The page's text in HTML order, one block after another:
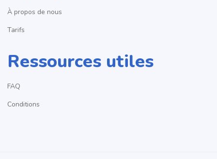
À propos de nous
Tarifs
Ressources utiles
FAQ
Conditions